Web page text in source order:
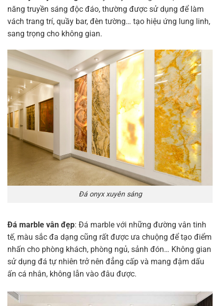
năng truyền sáng độc đáo, thường được sử dụng để làm
vách trang trí, quầy bar, đèn tường… tạo hiệu ứng lung linh,
sang trọng cho không gian.
Đá onyx xuyên sáng
Đá marble vân đẹp: Đá marble với những đường vân tinh
tế, màu sắc đa dạng cũng rất được ưa chuộng để tạo điểm
nhấn cho phòng khách, phòng ngủ, sảnh đón… Không gian
sử dụng đá tự nhiên trở nên đẳng cấp và mang đậm dấu
ấn cá nhân, không lẫn vào đâu được.